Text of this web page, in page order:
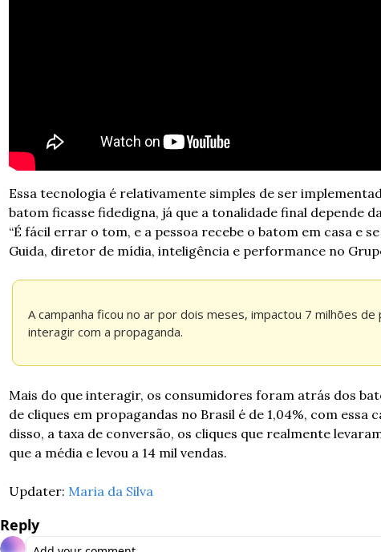
Essa tecnologia é relativamente simples de ser
batom ficasse fidedigna, já que a tonalidade final depende
“É fácil errar o tom, e a pessoa recebe o batom em casa e
Guida, diretor de mídia, inteligência e performance no
A campanha ficou no ar por dois meses, impactou 7 milhões
interagir com a propaganda.
Mais do que interagir, os consumidores foram atrás dos
de cliques em propagandas no Brasil é de 1,04%, com essa
disso, a taxa de conversão, os cliques que realmente
que a média e levou a 14 mil vendas.
Updater: Maria da Silva
Reply